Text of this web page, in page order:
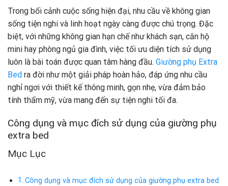
Trong bối cảnh cuộc sống hiện đại, nhu cầu về không gian
sống tiện nghi và linh hoạt ngày càng được chú trọng. Đặc
biệt, với những không gian hạn chế như khách sạn, căn hộ
mini hay phòng ngủ gia đình, việc tối ưu diện tích sử dụng
luôn là bài toán được quan tâm hàng đầu. Giường phụ Extra
Bed ra đời như một giải pháp hoàn hảo, đáp ứng nhu cầu
nghỉ ngơi với thiết kế thông minh, gọn nhẹ, vừa đảm bảo
tính thẩm mỹ, vừa mang đến sự tiện nghi tối đa.
Công dụng và mục đích sử dụng của giường phụ
extra bed
Mục Lục
Công dụng và mục đích sử dụng của giường phụ extra bed